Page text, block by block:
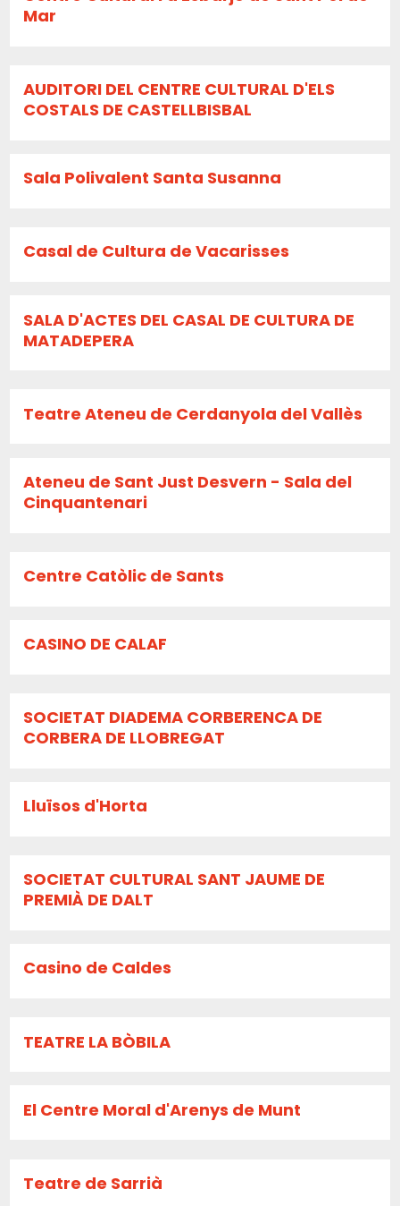
Mar
AUDITORI DEL CENTRE CULTURAL D'ELS
COSTALS DE CASTELLBISBAL
Sala Polivalent Santa Susanna
Casal de Cultura de Vacarisses
SALA D'ACTES DEL CASAL DE CULTURA DE
MATADEPERA
Teatre Ateneu de Cerdanyola del Vallès
Ateneu de Sant Just Desvern - Sala del
Cinquantenari
Centre Catòlic de Sants
CASINO DE CALAF
SOCIETAT DIADEMA CORBERENCA DE
CORBERA DE LLOBREGAT
Lluïsos d'Horta
SOCIETAT CULTURAL SANT JAUME DE
PREMIÀ DE DALT
Casino de Caldes
TEATRE LA BÒBILA
El Centre Moral d'Arenys de Munt
Teatre de Sarrià